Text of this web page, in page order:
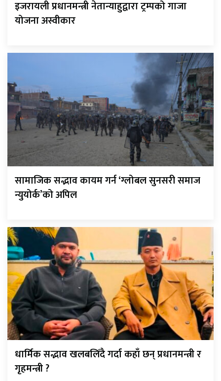
इजरायली प्रधानमन्त्री नेतान्याहुद्वारा ट्रम्पको गाजा
योजना अस्वीकार
सामाजिक सद्भाव कायम गर्न ‘ग्लोबल सुनसरी समाज
न्युयोर्क’को अपिल
धार्मिक सद्भाव खलबलिँदै गर्दा कहाँ छन् प्रधानमन्त्री र
गृहमन्त्री ?